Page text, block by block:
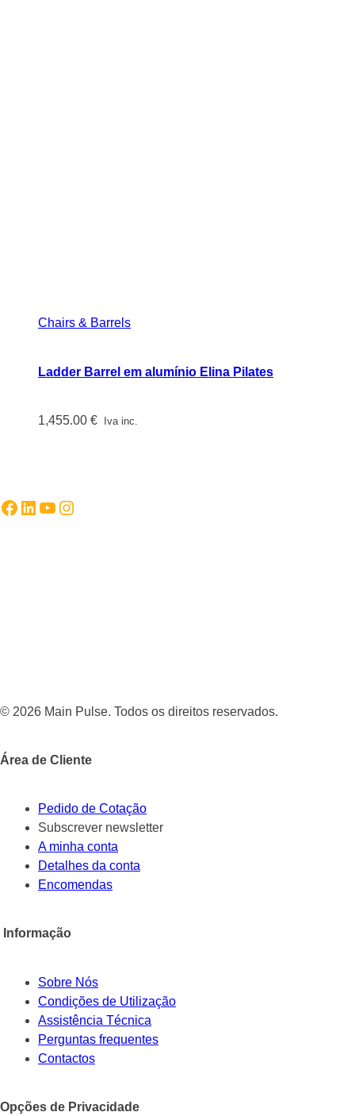
Chairs & Barrels
Ladder Barrel em alumínio Elina Pilates
1,455.00 € Iva inc.
Facebook
LinkedIn
YouTube
Instagram
© 2026 Main Pulse. Todos os direitos reservados.
Área de Cliente
Pedido de Cotação
Subscrever newsletter
A minha conta
Detalhes da conta
Encomendas
Informação
Sobre Nós
Condições de Utilização
Assistência Técnica
Perguntas frequentes
Contactos
Opções de Privacidade